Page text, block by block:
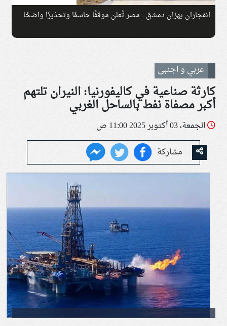
انفجاران يهزان دمشق.. مصر تُعلن موقفًا حاسمًا وتحذيرًا واضحًا
عربي و اجنبى
كارثة صناعية في كاليفورنيا: النيران تلتهم
أكبر مصفاة نفط بالساحل الغربي
الجمعة، 03 أكتوبر 2025 11:00 ص
مشاركة